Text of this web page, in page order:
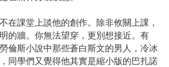
在課堂上談他的創作。除非攸關上課，
的牆。你無法望穿，更別想接近。有
倫斯小說中那些蒼白斯文的男人，冷冰
同學們又覺得他其實是縮小版的巴扎諾